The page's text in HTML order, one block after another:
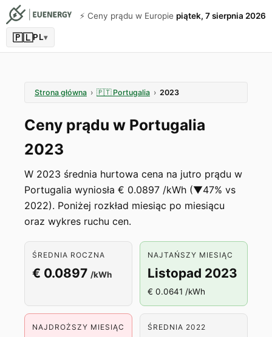
⚡️ Ceny prądu w Europie piątek, 7 sierpnia 2026
🇵🇱PL▾
Strona główna › 🇵🇹 Portugalia › 2023
Ceny prądu w Portugalia
2023
W 2023 średnia hurtowa cena na jutro prądu w
Portugalia wyniosła € 0.0897 /kWh (▼47% vs
2022). Poniżej rozkład miesiąc po miesiącu
oraz wykres ruchu cen.
ŚREDNIA ROCZNA
€ 0.0897 /kWh
NAJTAŃSZY MIESIĄC
Listopad 2023
€ 0.0641 /kWh
NAJDROŻSZY MIESIĄC ŚREDNIA 2022